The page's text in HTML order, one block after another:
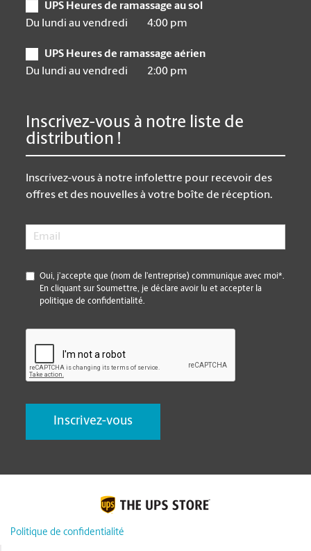
UPS Heures de ramassage au sol
Du lundi au vendredi
4:00 pm
UPS Heures de ramassage aérien
Du lundi au vendredi
2:00 pm
Inscrivez-vous à notre liste de
distribution !
Inscrivez-vous à notre infolettre pour recevoir des
offres et des nouvelles à votre boîte de réception.
Email
*
Oui, j’accepte que (nom de l’entreprise) communique avec moi*.
En cliquant sur Soumettre, je déclare avoir lu et accepter la
politique de confidentialité.
Politique de confidentialité